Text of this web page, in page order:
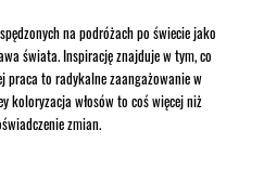
na podróżach po świecie jako
świata. Inspirację znajduje w tym, co
praca to radykalne zaangażowanie w
koloryzacja włosów to coś więcej niż
zmian.